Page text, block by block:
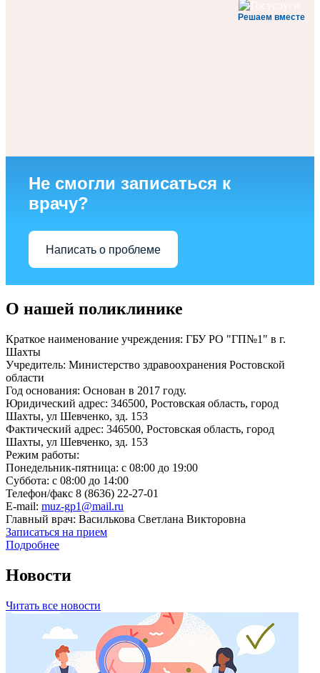
Решаем вместе
Не смогли записаться к
врачу?
Написать о проблеме
О нашей поликлинике
Краткое наименование учреждения: ГБУ РО "ГП№1" в г.
Шахты
Учредитель: Министерство здравоохранения Ростовской
области
Год основания: Основан в 2017 году.
Юридический адрес: 346500, Ростовская область, город
Шахты, ул Шевченко, зд. 153
Фактический адрес: 346500, Ростовская область, город
Шахты, ул Шевченко, зд. 153
Режим работы:
Понедельник-пятница: с 08:00 до 19:00
Суббота: с 08:00 до 14:00
Телефон/факс 8 (8636) 22-27-01
E-mail: muz-gp1@mail.ru
Главный врач: Василькова Светлана Викторовна
Записаться на прием
Подробнее
Новости
Читать все новости